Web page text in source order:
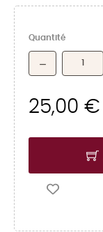
Quantité
25,00 €